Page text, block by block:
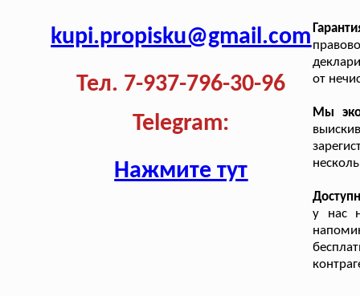
kupi.propisku@gmail.com
Тел. 7-937-796-30-96
Telegram:
Нажмите тут
от
Мы
у нас